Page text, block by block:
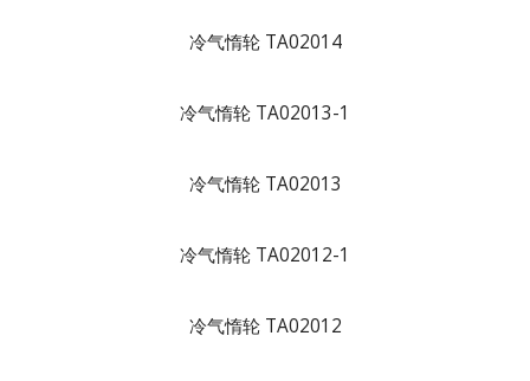
冷气惰轮 TA02014
冷气惰轮 TA02013-1
冷气惰轮 TA02013
冷气惰轮 TA02012-1
冷气惰轮 TA02012